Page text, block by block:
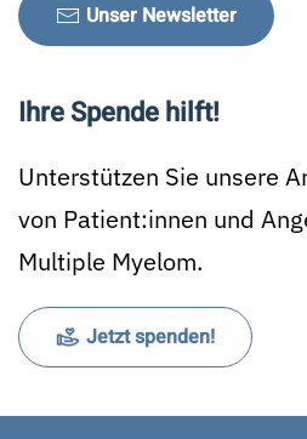
Unser Newsletter
Ihre Spende hilft!
Unterstützen Sie unsere
von Patient:innen und
Multiple Myelom.
Jetzt spenden!